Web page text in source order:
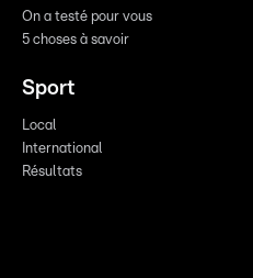
On a testé pour vous
5 choses à savoir
Sport
Local
International
Résultats